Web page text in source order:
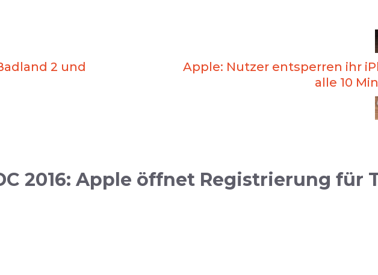
2 und
Apple: Nutzer entsperren ihr
alle 10
2016: Apple öffnet Registrierung für